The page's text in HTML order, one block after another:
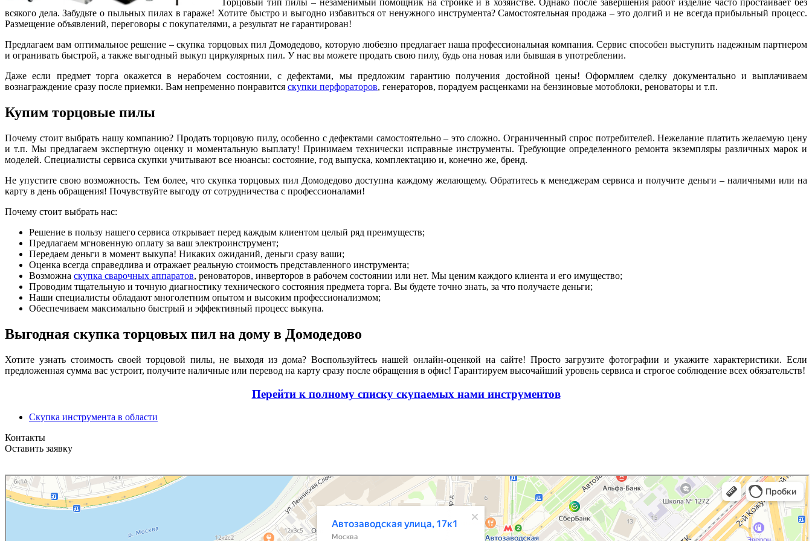
Торцовый тип пилы – незаменимый помощник на стройке и в хозяйстве. Однако после завершения работ изделие часто простаивает без
всякого дела. Забудьте о пыльных пилах в гараже! Хотите быстро и выгодно избавиться от ненужного инструмента? Самостоятельная продажа – это долгий и не всегда прибыльный процесс.
Размещение объявлений, переговоры с покупателями, а результат не гарантирован!
Предлагаем вам оптимальное решение – скупка торцовых пил Домодедово, которую любезно предлагает наша профессиональная компания. Сервис способен выступить надежным партнером
и огранивать быстрой, а также выгодный выкуп циркулярных пил. У нас вы можете продать свою пилу, будь она новая или бывшая в употреблении.
Даже если предмет торга окажется в нерабочем состоянии, с дефектами, мы предложим гарантию получения достойной цены! Оформляем сделку документально и выплачиваем
вознаграждение сразу после приемки. Вам непременно понравится скупки перфораторов, генераторов, порадуем расценками на бензиновые мотоблоки, реноваторы и т.п.
Купим торцовые пилы
Почему стоит выбрать нашу компанию? Продать торцовую пилу, особенно с дефектами самостоятельно – это сложно. Ограниченный спрос потребителей. Нежелание платить желаемую цену
и т.п. Мы предлагаем экспертную оценку и моментальную выплату! Принимаем технически исправные инструменты. Требующие определенного ремонта экземпляры различных марок и
моделей. Специалисты сервиса скупки учитывают все нюансы: состояние, год выпуска, комплектацию и, конечно же, бренд.
Не упустите свою возможность. Тем более, что скупка торцовых пил Домодедово доступна каждому желающему. Обратитесь к менеджерам сервиса и получите деньги – наличными или на
карту в день обращения! Почувствуйте выгоду от сотрудничества с профессионалами!
Почему стоит выбрать нас:
Решение в пользу нашего сервиса открывает перед каждым клиентом целый ряд преимуществ;
Предлагаем мгновенную оплату за ваш электроинструмент;
Передаем деньги в момент выкупа! Никаких ожиданий, деньги сразу ваши;
Оценка всегда справедлива и отражает реальную стоимость представленного инструмента;
Возможна скупка сварочных аппаратов, реноваторов, инверторов в рабочем состоянии или нет. Мы ценим каждого клиента и его имущество;
Проводим тщательную и точную диагностику технического состояния предмета торга. Вы будете точно знать, за что получаете деньги;
Наши специалисты обладают многолетним опытом и высоким профессионализмом;
Обеспечиваем максимально быстрый и эффективный процесс выкупа.
Выгодная скупка торцовых пил на дому в Домодедово
Хотите узнать стоимость своей торцовой пилы, не выходя из дома? Воспользуйтесь нашей онлайн-оценкой на сайте! Просто загрузите фотографии и укажите характеристики. Если
предложенная сумма вас устроит, получите наличные или перевод на карту сразу после обращения в офис! Гарантируем высочайший уровень сервиса и строгое соблюдение всех обязательств!
Перейти к полному списку скупаемых нами инструментов
Скупка инструмента в области
Контакты
Оставить заявку